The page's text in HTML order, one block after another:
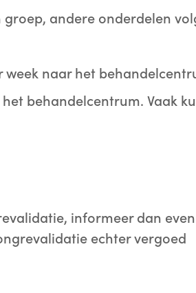
andere onderdelen
naar het
behandelcentrum. Vaak
informeer dan
echter vergoed